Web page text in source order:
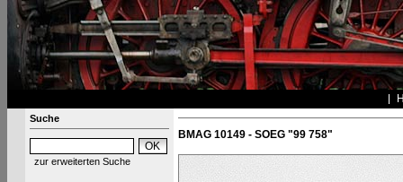
Suche
zur erweiterten Suche
BMAG 10149 - SOEG "99 758"